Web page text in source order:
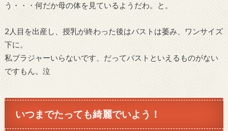
う・・・何だか母の体を見ているようだわ。と。
2人目を出産し、授乳が終わった後はバストは萎み、ワンサイズ
下に。
私ブラジャーいらないです、だってバストといえるものがない
ですもん。泣
いつまでたっても綺麗でいよう！